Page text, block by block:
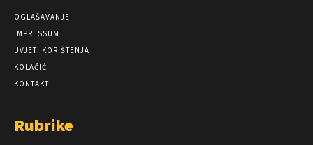
OGLAŠAVANJE
IMPRESSUM
UVJETI KORIŠTENJA
KOLAČIĆI
KONTAKT
Rubrike